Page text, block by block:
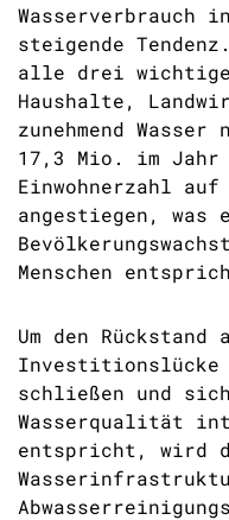
Wasserverbrauch
steigende
alle drei
Haushalte,
zunehmend
17,3 Mio. im
Einwohnerzahl
angestiegen, was
Menschen
Um den
Investitionslücke
schließen und
Wasserqualität
entspricht, wird